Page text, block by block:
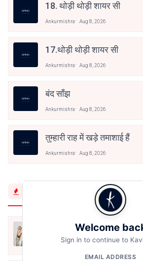
18. थोड़ी थोड़ी शायर सी
Ankurmishra Aug 8, 2026
17.थोड़ी थोड़ी शायर सी
Ankurmishra Aug 8, 2026
बंद साँझ
Ankurmishra Aug 8, 2026
तुम्हारी राह में खड़े तमाशाई हैं
Ankurmishra Aug 8, 2026
मैं शून्य पे सवार हूँ
Jun 16, 2020
Welcome
Sign in to continue to
EMAIL ADDRESS